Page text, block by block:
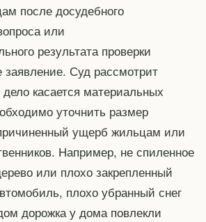
после досудебного
или
результата проверки
заявление. Суд рассмотрит
касается материальных
уточнить размер
ущерб жильцам или
Например, не спиленное
или плохо закрепленный
плохо убранный снег
дорожка у дома повлекли